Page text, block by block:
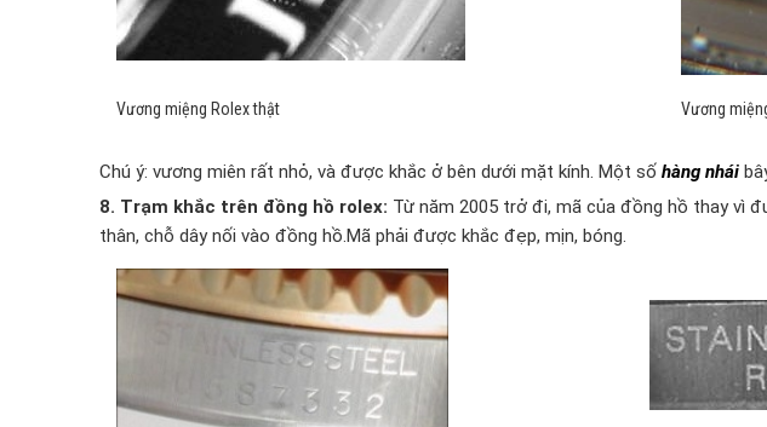
Vương miệng Rolex thật Vương
Chú ý: vương miên rất nhỏ, và được khắc ở bên dưới mặt kính. Một số hàng nhái
8. Trạm khắc trên đồng hồ rolex: Từ năm 2005 trở đi, mã của đồng hồ thay vì
thân, chỗ dây nối vào đồng hồ.Mã phải được khắc đẹp, mịn, bóng.